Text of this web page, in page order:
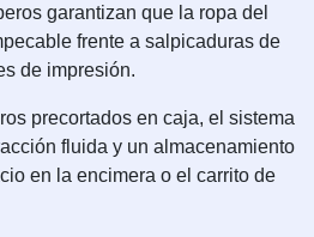
garantizan que la ropa del
frente a salpicaduras de
de impresión.
precortados en caja, el sistema
fluida y un almacenamiento
en la encimera o el carrito de